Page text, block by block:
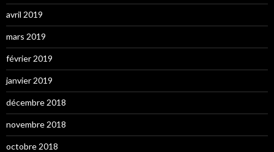
avril 2019
mars 2019
février 2019
janvier 2019
décembre 2018
novembre 2018
octobre 2018